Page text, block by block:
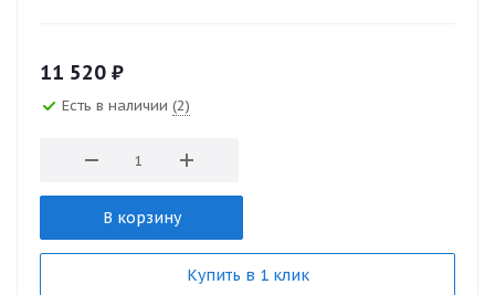
11 520 ₽
Есть в наличии (2)
В корзину
Купить в 1 клик